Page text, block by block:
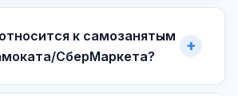
к самозанятым
СберМаркета?